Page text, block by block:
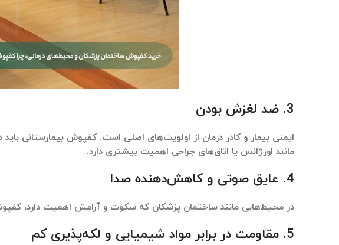
3. ضد لغزش بودن
ایمنی بیمار و کادر درمان از اولویت‌های اصلی است. کفپوش بیمارستانی
مانند اورژانس یا اتاق‌های جراحی اهمیت بیشتری دارد.
4. عایق صوتی و کاهش‌دهنده صدا
در محیط‌هایی مانند ساختمان پزشکان که سکوت و آرامش اهمیت دارد،
5. مقاومت در برابر مواد شیمیایی و لکه‌پذیری کم